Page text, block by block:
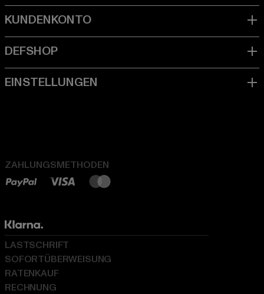
ZAHLUNGSMETHODEN
LASTSCHRIFT
SOFORTÜBERWEISUNG
RATENKAUF
RECHNUNG